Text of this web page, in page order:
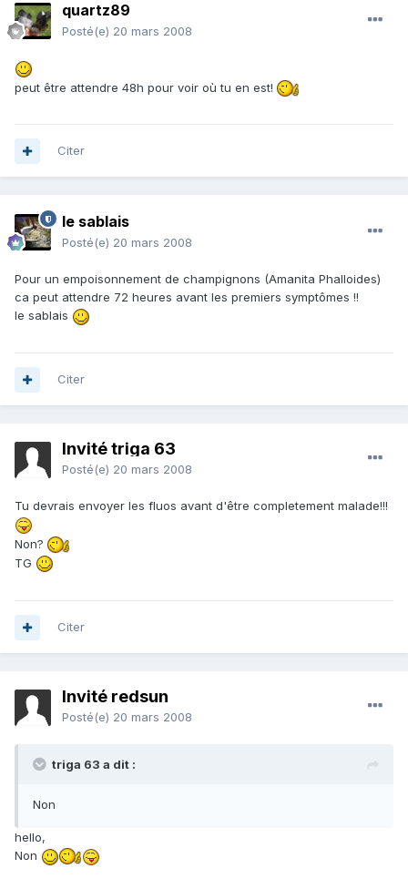
quartz89
Posté(e) 20 mars 2008
peut être attendre 48h pour voir où tu en est!
Citer
le sablais
Posté(e) 20 mars 2008
Pour un empoisonnement de champignons (Amanita Phalloides)
ca peut attendre 72 heures avant les premiers symptômes !!
le sablais
Citer
Invité triga 63
Posté(e) 20 mars 2008
Tu devrais envoyer les fluos avant d'être completement malade!!!
Non?
TG
Citer
Invité redsun
Posté(e) 20 mars 2008
triga 63 a dit :
Non
hello,
Non